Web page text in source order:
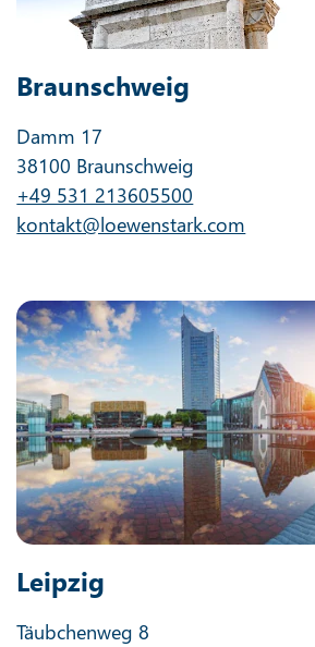
Braunschweig
Damm 17
38100 Braunschweig
+49 531 213605500
kontakt@loewenstark.com
Leipzig
Täubchenweg 8